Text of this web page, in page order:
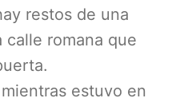
restos de una
romana que
estuvo en